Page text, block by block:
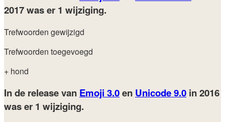
2017was er 1 wijziging.
Trefwoorden gewijzigd
Trefwoorden toegevoegd
+ hond
In de release van Emoji 3.0en Unicode 9.0 in 2016
was er 1 wijziging.